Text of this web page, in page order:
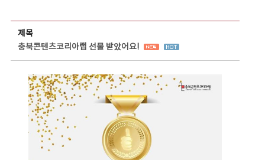
제목
충북콘텐츠코리아랩 선물 받았어요!